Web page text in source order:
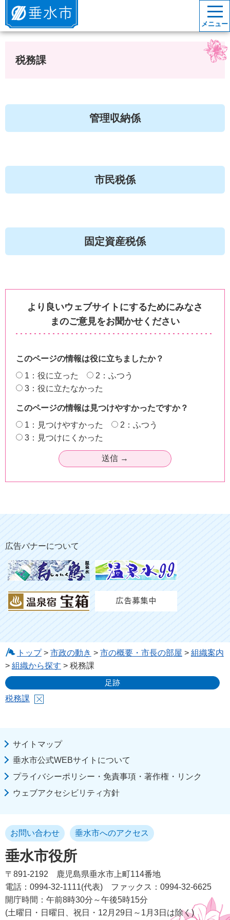
垂水市
メニュー
税務課
管理収納係
市民税係
固定資産税係
より良いウェブサイトにするためにみなさ
まのご意見をお聞かせください
このページの情報は役に立ちましたか？
1：役に立った
2：ふつう
3：役に立たなかった
このページの情報は見つけやすかったですか？
1：見つけやすかった
2：ふつう
3：見つけにくかった
広告バナーについて
トップ> 市政の動き > 市の概要・市長の部屋 > 組織案内
> 組織から探す > 税務課
足跡
税務課
サイトマップ
垂水市公式WEBサイトについて
プライバシーポリシー・免責事項・著作権・リンク
ウェブアクセシビリティ方針
垂水市役所
お問い合わせ 垂水市へのアクセス
〒891-2192
鹿児島県垂水市上町114番地
電話：0994-32-1111(代表)
ファックス：0994-32-6625
開庁時間：午前8時30分～午後5時15分
(土曜日・日曜日、祝日・12月29日～1月3日は除く)